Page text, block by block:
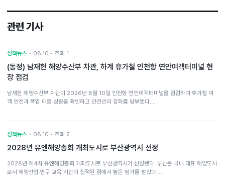
관련 기사
정책뉴스 • 08.10 • 조회 1
(동정) 남재헌 해양수산부 차관, 하계 휴가철 인천항 연안여객터미널 현
장 점검
남재헌 해양수산부 차관이 2026년 8월 10일 인천항 연안여객터미널을 점검하며 휴가철 여
객 안전과 폭염 대응 상황을 확인하고 안전관리 강화를 당부했다.…
정책뉴스 • 08.10 • 조회 2
2028년 유엔해양총회 개최도시로 부산광역시 선정
2028년 제4차 유엔해양총회 개최도시로 부산광역시가 선정됐다. 부산은 국내 대표 해양도시
로서 해양산업·연구·교육 기반이 집적된 점에서 높은 평가를 받았다.…